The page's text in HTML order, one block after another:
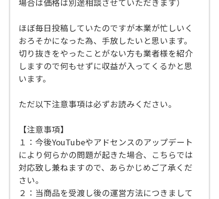
ほぼ毎日投稿していたのですが本業が忙しいく
おろそかになった為、手放したいと思います。
切り抜きをやったことがない方も業者様を紹介
しますので何もせずに収益が入ってくるかと思
います。
ただ以下注意事項は必ずお読みください。
【注意事項】
１：今後YouTubeやアドセンスのアップデート
により何らかの問題が起きた場合、こちらでは
対応致し兼ねますので、あらかじめご了承くだ
さい。
２：当商品を受渡し後の運営方法につきまして